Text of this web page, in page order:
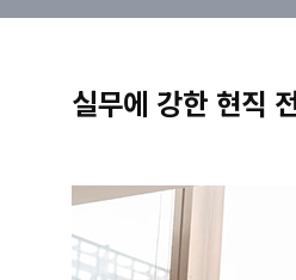
실무에 강한 현직